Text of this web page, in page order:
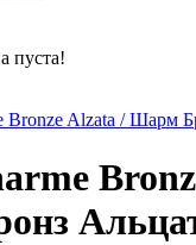
пуста!
Bronze Alzata / Шарм